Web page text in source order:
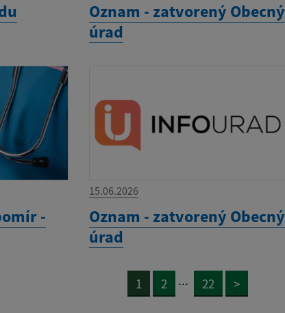
Oznam - zatvorený Obecný
úrad
-
15.06.2026
Oznam - zatvorený Obecný
úrad
1 2 ... 22 >